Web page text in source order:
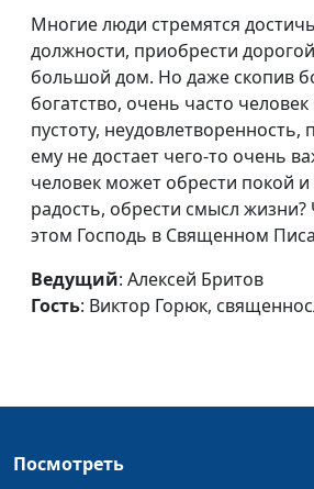
Время для веры в Бога
Виктор
Прощение ближних
Алексей
Виктор
Любовь к Богу и
ближнему
Алексей
Виктор
Грехопадение
Алексей
Осуждение в церкви
Алексей
Многие люди стремятся
должности, приобрести
большой дом. Но даже скопив
богатство, очень часто человек
пустоту, неудовлетворенность,
ему не достает чего-то очень
человек может обрести покой
радость, обрести смысл жизни?
этом Господь в Священном
Ведущий: Алексей Бритов
Гость: Виктор Горюк,
Посмотреть